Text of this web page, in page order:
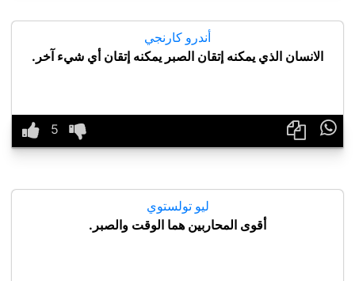
أندرو كارنجي
الانسان الذي يمكنه إتقان الصبر يمكنه إتقان أي شيء آخر.

ليو تولستوي
أقوى المحاربين هما الوقت والصبر.